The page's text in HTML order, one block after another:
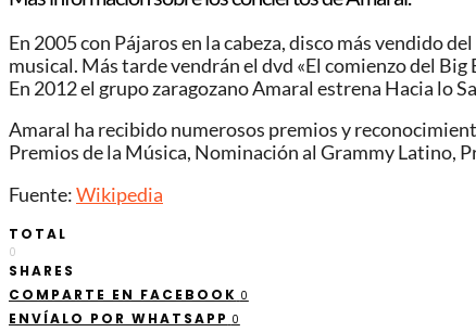
En 2005 con Pájaros en la cabeza, disco más vendido
musical. Más tarde vendrán el dvd «El comienzo del
En 2012 el grupo zaragozano Amaral estrena Hacia lo
Amaral ha recibido numerosos premios y
Premios de la Música, Nominación al Grammy Latino,
Fuente:Wikipedia
TOTAL
0
SHARES
COMPARTE EN FACEBOOK 0
ENVÍALO POR WHATSAPP 0